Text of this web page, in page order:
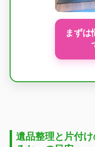
まずは
遺品整理と片付